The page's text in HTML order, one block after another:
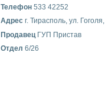
Телефон 533 42252
Адрес г. Тирасполь, ул.
Продавец ГУП Пристав
Отдел 6/26